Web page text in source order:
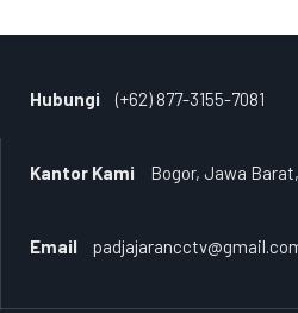
Hubungi (+62) 877-3155-7081
Kantor Kami Bogor, Jawa
Email